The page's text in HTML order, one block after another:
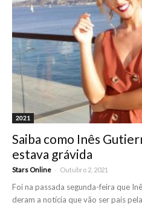
2021
Saiba como Inês
estava grávida
Stars Online - Outubro 2, 2021
Foi na passada segunda-feira que
deram a notícia que vão ser pais